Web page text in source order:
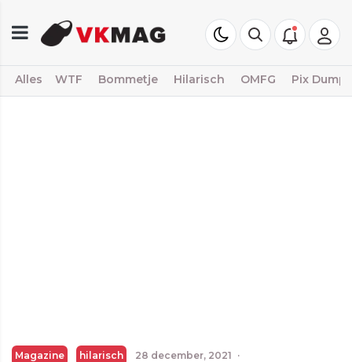
Alles WTF Bommetje Hilarisch OMFG Pix Dump
Magazine hilarisch 28 december, 2021 ·